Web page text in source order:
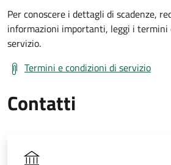
Per conoscere i dettagli di scadenze,
informazioni importanti, leggi i termini
servizio.
Termini e condizioni di servizio
Contatti